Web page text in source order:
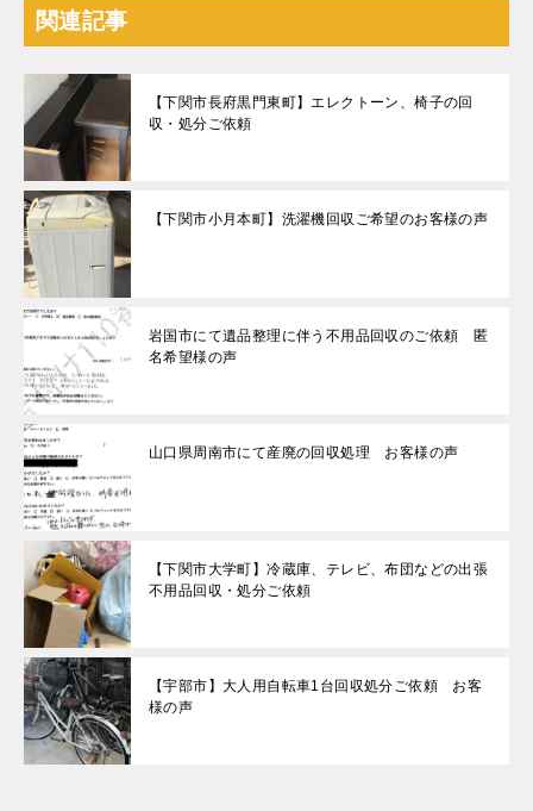
関連記事
【下関市長府黒門東町】エレクトーン、椅子の回
収・処分ご依頼
【下関市小月本町】洗濯機回収ご希望のお客様の声
岩国市にて遺品整理に伴う不用品回収のご依頼 匿
名希望様の声
山口県周南市にて産廃の回収処理 お客様の声
【下関市大学町】冷蔵庫、テレビ、布団などの出張
不用品回収・処分ご依頼
【宇部市】大人用自転車1台回収処分ご依頼 お客
様の声